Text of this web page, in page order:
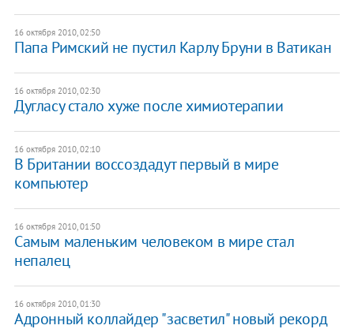
16 октября 2010, 02:50
Папа Римский не пустил Карлу Бруни в Ватикан
16 октября 2010, 02:30
Дугласу стало хуже после химиотерапии
16 октября 2010, 02:10
В Британии воссоздадут первый в мире
компьютер
16 октября 2010, 01:50
Самым маленьким человеком в мире стал
непалец
16 октября 2010, 01:30
Адронный коллайдер "засветил" новый рекорд